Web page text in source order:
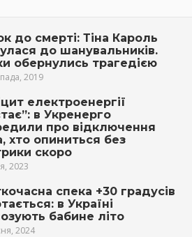
до смерті: Тіна Кароль
до шанувальників.
обернулись трагедією
2019
електроенергії
в Укренерго
про відключення
хто опиниться без
скоро
2023
спека +30 градусів
в Україні
бабине літо
2024